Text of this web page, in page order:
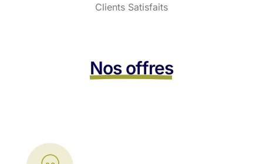
Clients Satisfaits
Nos offres